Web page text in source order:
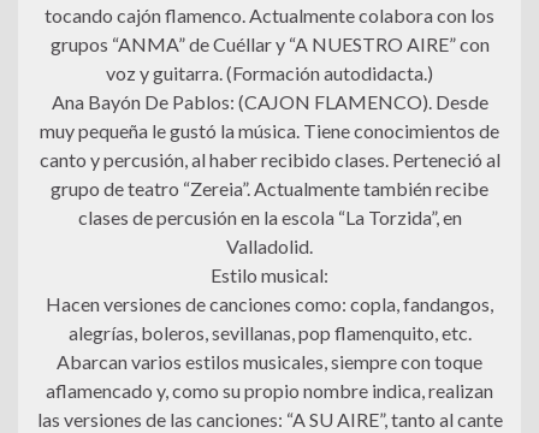
tocando cajón flamenco. Actualmente colabora con los
grupos “ANMA” de Cuéllar y “A NUESTRO AIRE” con
voz y guitarra. (Formación autodidacta.)
Ana Bayón De Pablos: (CAJON FLAMENCO). Desde
muy pequeña le gustó la música. Tiene conocimientos de
canto y percusión, al haber recibido clases. Perteneció al
grupo de teatro “Zereia”. Actualmente también recibe
clases de percusión en la escola “La Torzida”, en
Valladolid.
Estilo musical:
Hacen versiones de canciones como: copla, fandangos,
alegrías, boleros, sevillanas, pop flamenquito, etc.
Abarcan varios estilos musicales, siempre con toque
aflamencado y, como su propio nombre indica, realizan
las versiones de las canciones: “A SU AIRE”, tanto al cante